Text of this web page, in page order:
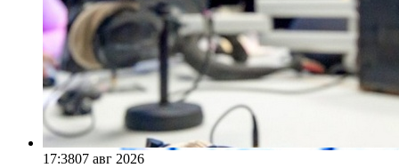
17:3807 авг 2026